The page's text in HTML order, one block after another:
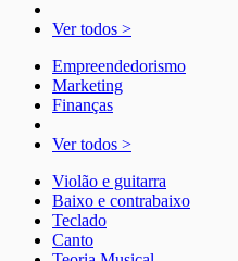
Ver todos >
Empreendedorismo
Marketing
Finanças
Ver todos >
Violão e guitarra
Baixo e contrabaixo
Teclado
Canto